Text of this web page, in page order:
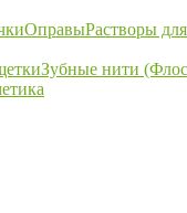
ОправыРастворы
Зубные нити